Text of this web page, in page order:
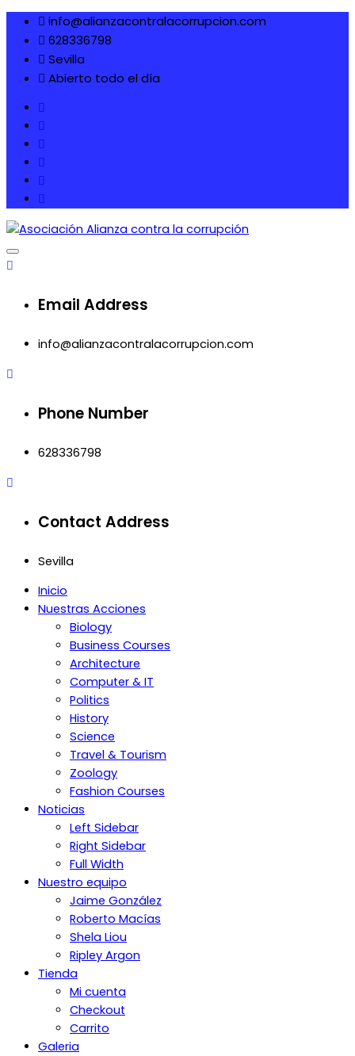
Skip
content
info@alianzacontralacorrupcion.com
628336798
Sevilla
Abierto todo el día
Asociación Alianza contra
la corrupción
Email Address
info@alianzacontralacorrupcion.com
Phone Number
628336798
Contact Address
Sevilla
Inicio
Nuestras Acciones
Biology
Business Courses
Architecture
Computer & IT
Politics
History
Science
Travel & Tourism
Zoology
Fashion Courses
Noticias
Left Sidebar
Right Sidebar
Full Width
Nuestro equipo
Jaime González
Roberto Macías
Shela Liou
Ripley Argon
Tienda
Mi cuenta
Checkout
Carrito
Galeria